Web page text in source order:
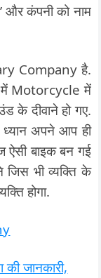
और कंपनी को नाम
Company है.
में Motorcycle में
के दीवाने हो गए.
अपने आप ही
बाइक बन गई
जिस भी व्यक्ति के
होगा.
जानकारी,